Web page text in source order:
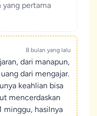
yang pertama
8 bulan yang lalu
dari manapun,
dari mengajar.
keahlian bisa
mencerdaskan
minggu, hasilnya